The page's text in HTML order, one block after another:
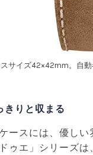
サイズ42×42mm。自
きりと収まる
ースには、優し
ゥエ」シリーズ